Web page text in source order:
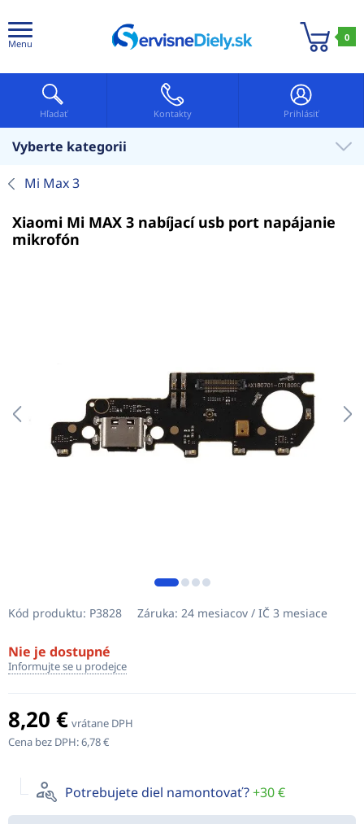
Menu
0
Hľadať Kontakty Prihlásiť
Vyberte kategorii
Mi Max 3
Xiaomi Mi MAX 3 nabíjací usb port napájanie
mikrofón
Kód produktu: P3828 Záruka: 24 mesiacov / IČ 3 mesiace
Nie je dostupné
Informujte se u prodejce
8,20 € vrátane DPH
Cena bez DPH:6,78 €
Potrebujete diel namontovať?+30 €